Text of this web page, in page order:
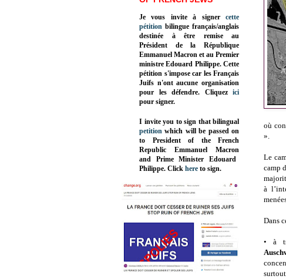
où
».
Le
camp
à
Dans
• à
Je vous invite à signer cette
pétition bilingue français/anglais
destinée à être remise au
Président de la République
Emmanuel Macron et au Premier
ministre Edouard Philippe. Cette
pétition s'impose car les Français
Juifs n'ont aucune organisation
pour les défendre. Cliquez
ici
pour signer.
I invite you to sign that bilingual
petition which will be passed on
to President of the French
Republic Emmanuel Macron
and Prime Minister Edouard
Philippe. Click here to sign.